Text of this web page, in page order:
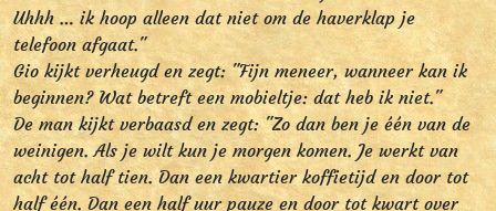
Uhhh … ik hoop alleen dat niet om de haverklap je
telefoon afgaat."
Gio kijkt verheugd en zegt: "Fijn meneer, wanneer kan ik
beginnen? Wat betreft een mobieltje: dat heb ik niet."
De man kijkt verbaasd en zegt: "Zo dan ben je één van de
weinigen. Als je wilt kun je morgen komen. Je werkt van
acht tot half tien. Dan een kwartier koffietijd en door tot
half één. Dan een half uur pauze en door tot kwart over